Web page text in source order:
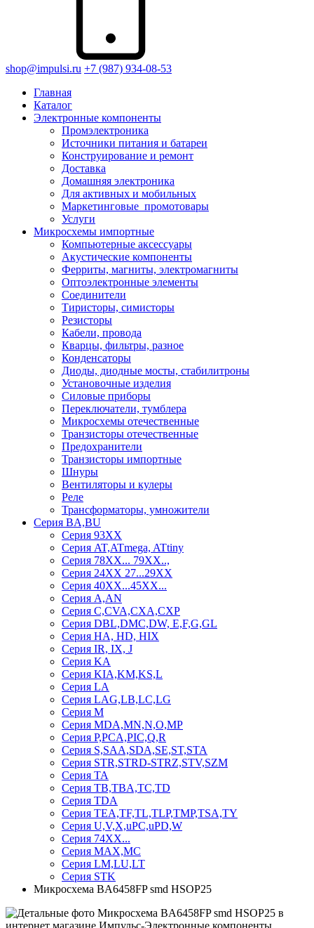
shop@impulsi.ru +7 (987) 934-08-53
Главная
Каталог
Электронные компоненты
Промэлектроника
Источники питания и батареи
Конструирование и ремонт
Доставка
Домашняя электроника
Для активных и мобильных
Маркетинговые_промотовары
Услуги
Микросхемы импортные
Компьютерные аксессуары
Акустические компоненты
Ферриты, магниты, электромагниты
Оптоэлектронные элементы
Соединители
Тиристоры, симисторы
Резисторы
Кабели, провода
Кварцы, фильтры, разное
Конденсаторы
Диоды, диодные мосты, стабилитроны
Установочные изделия
Силовые приборы
Переключатели, тумблера
Микросхемы отечественные
Транзисторы отечественные
Предохранители
Транзисторы импортные
Шнуры
Вентиляторы и кулеры
Реле
Трансформаторы, умножители
Серия BA,BU
Серия 93ХХ
Серия AT,ATmega, ATtiny
Серия 78ХХ... 79XX..,
Серия 24ХХ 27...29ХХ
Серия 40ХХ...45ХХ...
Серия A,AN
Серия C,CVA,CXA,CXP
Серия DBL,DMC,DW, E,F,G,GL
Серия HA, HD, HIX
Серия IR, IX, J
Серия KA
Серия KIA,KM,KS,L
Серия LA
Серия LAG,LB,LC,LG
Серия M
Серия MDA,MN,N,O,MP
Серия P,PCA,PIC,Q,R
Серия S,SAA,SDA,SE,ST,STA
Серия STR,STRD-STRZ,STV,SZM
Серия TA
Серия TB,TBA,TC,TD
Серия TDA
Серия TEA,TF,TL,TLP,TMP,TSA,TY
Серия U,V,X,uPC,uPD,W
Серия 74ХХ...
Серия MAX,MC
Серия LM,LU,LT
Серия STK
Микросхема BA6458FP smd HSOP25